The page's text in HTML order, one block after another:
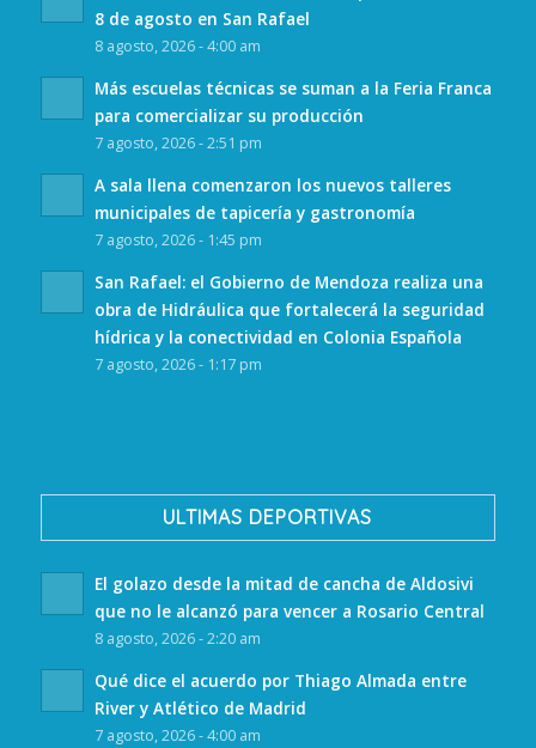
8 de agosto en San Rafael
8 agosto, 2026 - 4:00 am
Más escuelas técnicas se suman a la Feria Franca
para comercializar su producción
7 agosto, 2026 - 2:51 pm
A sala llena comenzaron los nuevos talleres
municipales de tapicería y gastronomía
7 agosto, 2026 - 1:45 pm
San Rafael: el Gobierno de Mendoza realiza una
obra de Hidráulica que fortalecerá la seguridad
hídrica y la conectividad en Colonia Española
7 agosto, 2026 - 1:17 pm
ULTIMAS DEPORTIVAS
El golazo desde la mitad de cancha de Aldosivi
que no le alcanzó para vencer a Rosario Central
8 agosto, 2026 - 2:20 am
Qué dice el acuerdo por Thiago Almada entre
River y Atlético de Madrid
7 agosto, 2026 - 4:00 am